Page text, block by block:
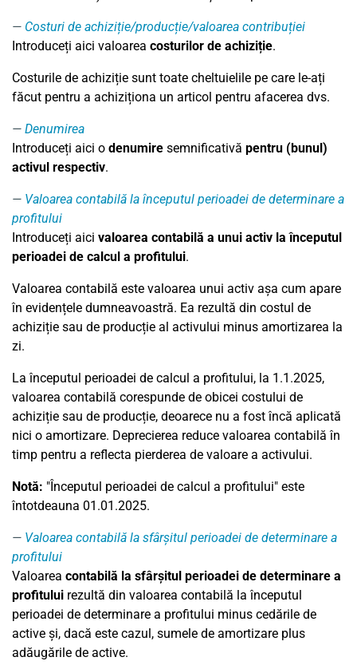
Costuri de achiziție/producție/valoarea contribuției
Introduceți aici valoarea costurilor de achiziție.
Costurile de achiziție sunt toate cheltuielile pe care le-ați
făcut pentru a achiziționa un articol pentru afacerea dvs.
Denumirea
Introduceți aici o denumire semnificativă pentru (bunul)
activul respectiv.
Valoarea contabilă la începutul perioadei de determinare a
profitului
Introduceți aici valoarea contabilă a unui activ la începutul
perioadei de calcul a profitului.
Valoarea contabilă este valoarea unui activ așa cum apare
în evidențele dumneavoastră. Ea rezultă din costul de
achiziție sau de producție al activului minus amortizarea la
zi.
La începutul perioadei de calcul a profitului, la 1.1.2025,
valoarea contabilă corespunde de obicei costului de
achiziție sau de producție, deoarece nu a fost încă aplicată
nici o amortizare. Deprecierea reduce valoarea contabilă în
timp pentru a reflecta pierderea de valoare a activului.
Notă: "Începutul perioadei de calcul a profitului" este
întotdeauna 01.01.2025.
Valoarea contabilă la sfârșitul perioadei de determinare a
profitului
Valoarea contabilă la sfârșitul perioadei de determinare a
profitului rezultă din valoarea contabilă la începutul
perioadei de determinare a profitului minus cedările de
active și, dacă este cazul, sumele de amortizare plus
adăugările de active.